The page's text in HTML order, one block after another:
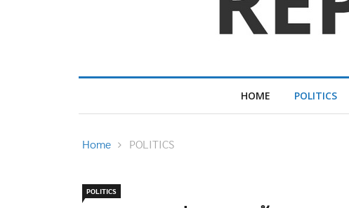
HOME POLITICS
Home POLITICS
POLITICS